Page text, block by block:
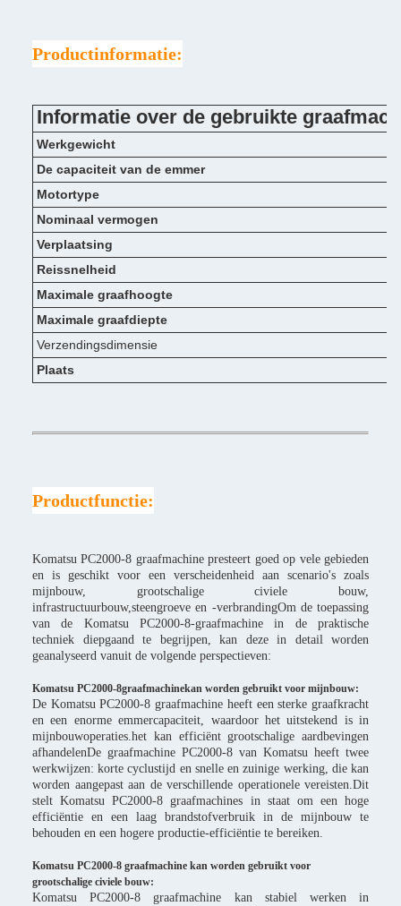
Productinformatie:
Informatie over de gebruikte
Werkgewicht
De capaciteit van de emmer
Motortype
Nominaal vermogen
Verplaatsing
Reissnelheid
Maximale graafhoogte
Maximale graafdiepte
Verzendingsdimensie
Plaats
Productfunctie:
Komatsu PC2000-8 graafmachine presteert goed op vele gebieden
en is geschikt voor een verscheidenheid aan scenario's zoals
mijnbouw, grootschalige civiele bouw,
infrastructuurbouw,steengroeve en -verbrandingOm de toepassing
van de Komatsu PC2000-8-graafmachine in de praktische
techniek diepgaand te begrijpen, kan deze in detail worden
geanalyseerd vanuit de volgende perspectieven:
Komatsu PC2000-8graafmachinekan worden gebruikt voor mijnbouw:
De Komatsu PC2000-8 graafmachine heeft een sterke graafkracht
en een enorme emmercapaciteit, waardoor het uitstekend is in
mijnbouwoperaties.het kan efficiënt grootschalige aardbevingen
afhandelenDe graafmachine PC2000-8 van Komatsu heeft twee
werkwijzen: korte cyclustijd en snelle en zuinige werking, die kan
worden aangepast aan de verschillende operationele vereisten.Dit
stelt Komatsu PC2000-8 graafmachines in staat om een hoge
efficiëntie en een laag brandstofverbruik in de mijnbouw te
behouden en een hogere productie-efficiëntie te bereiken.
Komatsu PC2000-8 graafmachine kan worden gebruikt voor
grootschalige civiele bouw:
Komatsu PC2000-8 graafmachine kan stabiel werken in